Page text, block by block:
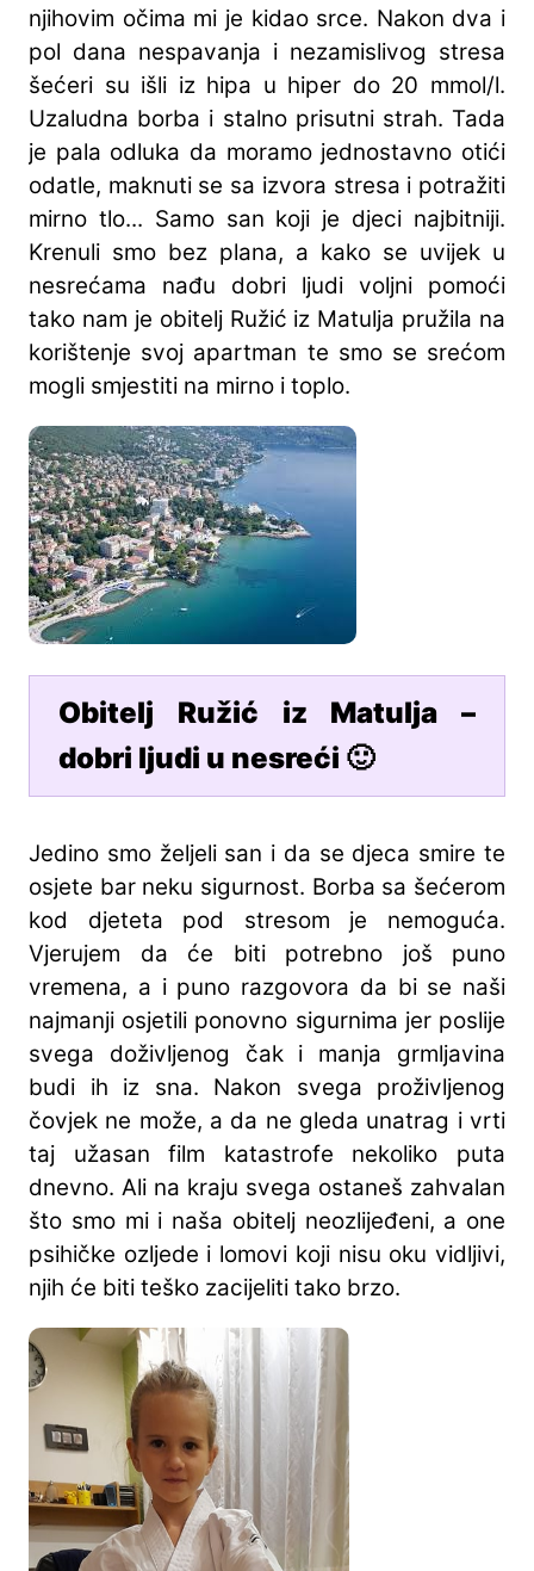
njihovim očima mi je kidao srce. Nakon dva i
pol dana nespavanja i nezamislivog stresa
šećeri su išli iz hipa u hiper do 20 mmol/l.
Uzaludna borba i stalno prisutni strah. Tada
je pala odluka da moramo jednostavno otići
odatle, maknuti se sa izvora stresa i potražiti
mirno tlo... Samo san koji je djeci najbitniji.
Krenuli smo bez plana, a kako se uvijek u
nesrećama nađu dobri ljudi voljni pomoći
tako nam je obitelj Ružić iz Matulja pružila na
korištenje svoj apartman te smo se srećom
mogli smjestiti na mirno i toplo.
Obitelj Ružić iz Matulja –
dobri ljudi u nesreći 🙂
Jedino smo željeli san i da se djeca smire te
osjete bar neku sigurnost. Borba sa šećerom
kod djeteta pod stresom je nemoguća.
Vjerujem da će biti potrebno još puno
vremena, a i puno razgovora da bi se naši
najmanji osjetili ponovno sigurnima jer poslije
svega doživljenog čak i manja grmljavina
budi ih iz sna. Nakon svega proživljenog
čovjek ne može, a da ne gleda unatrag i vrti
taj užasan film katastrofe nekoliko puta
dnevno. Ali na kraju svega ostaneš zahvalan
što smo mi i naša obitelj neozlijeđeni, a one
psihičke ozljede i lomovi koji nisu oku vidljivi,
njih će biti teško zacijeliti tako brzo.